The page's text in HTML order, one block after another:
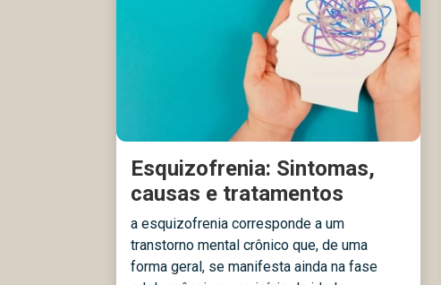
Esquizofrenia: Sintomas,
causas e tratamentos
a esquizofrenia corresponde a um
transtorno mental crônico que, de uma
forma geral, se manifesta ainda na fase